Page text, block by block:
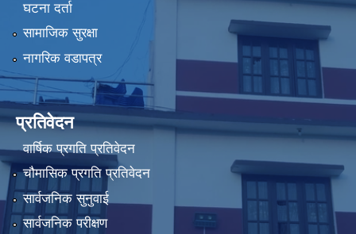
घटना दर्ता
सामाजिक सुरक्षा
नागरिक वडापत्र
प्रतिवेदन
वार्षिक प्रगति प्रतिवेदन
चौमासिक प्रगति प्रतिवेदन
सार्वजनिक सुनुवाई
सार्वजनिक परीक्षण